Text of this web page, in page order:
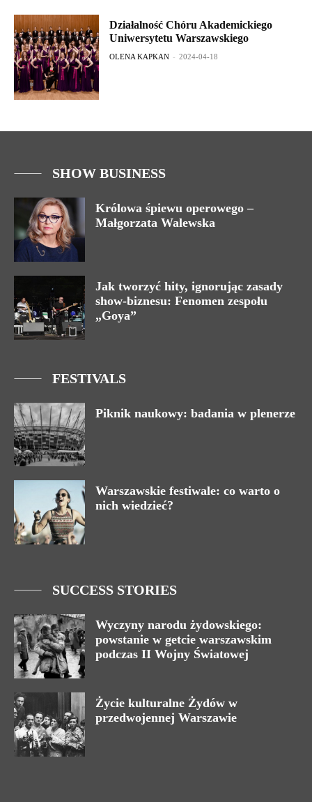
Działalność Chóru Akademickiego
Uniwersytetu Warszawskiego
OLENA KAPKAN - 2024-04-18
SHOW BUSINESS
Królowa śpiewu operowego –
Małgorzata Walewska
Jak tworzyć hity, ignorując zasady
show-biznesu: Fenomen zespołu
„Goya”
FESTIVALS
Piknik naukowy: badania w plenerze
Warszawskie festiwale: co warto o
nich wiedzieć?
SUCCESS STORIES
Wyczyny narodu żydowskiego:
powstanie w getcie warszawskim
podczas II Wojny Światowej
Życie kulturalne Żydów w
przedwojennej Warszawie